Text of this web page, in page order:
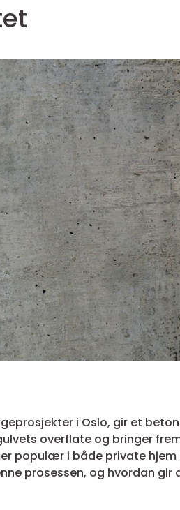
i Oslo, gir et
overflate og bringer
populær i både private hjem
prosessen, og hvordan gir